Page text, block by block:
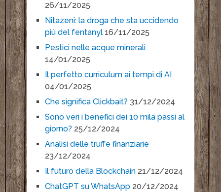
26/11/2025
Nitazeni: la droga che sta uccidendo
più del fentanyl 16/11/2025
Pestici nelle acque minerali
14/01/2025
Il perfetto curriculum ai tempi di AI
04/01/2025
Che significa Clickbait? 31/12/2024
Sono veri i benefici dei 10 mila passi al
giorno? 25/12/2024
Analisi delle truffe finanziarie
23/12/2024
Il futuro della Blockchain 21/12/2024
ChatGPT su WhatsApp 20/12/2024